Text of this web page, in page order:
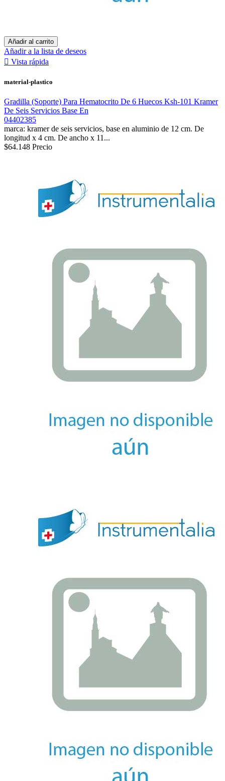
Añadir al carrito
Añadir a la lista de deseos
 Vista rápida
material-plastico
Gradilla (Soporte) Para Hematocrito De 6 Huecos Ksh-101 Kramer
De Seis Servicios Base En
04402385
marca: kramer de seis servicios, base en aluminio de 12 cm. De
longitud x 4 cm. De ancho x 11...
$64.148 Precio